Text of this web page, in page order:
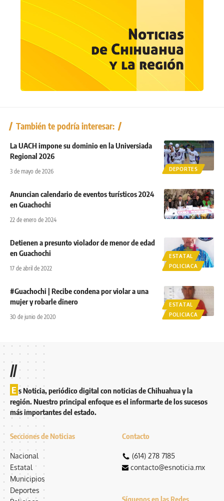
También te podría interesar:
DEPORTES
La UACH impone su dominio en la Universiada
Regional 2026
3 de mayo de 2026
Anuncian calendario de eventos turísticos 2024
en Guachochi
22 de enero de 2024
ESTATAL
POLICIACA
Detienen a presunto violador de menor de edad
en Guachochi
17 de abril de 2022
ESTATAL
POLICIACA
#Guachochi | Recibe condena por violar a una
mujer y robarle dinero
30 de junio de 2020
//
E s Noticia, periódico digital con noticias de Chihuahua y la
región. Nuestro principal enfoque es el informarte de los sucesos
más importantes del estado.
Secciones de Noticias
Nacional
Estatal
Municipios
Deportes
Contacto
(614) 278 7185
contacto@esnoticia.mx
Síguenos en las Redes